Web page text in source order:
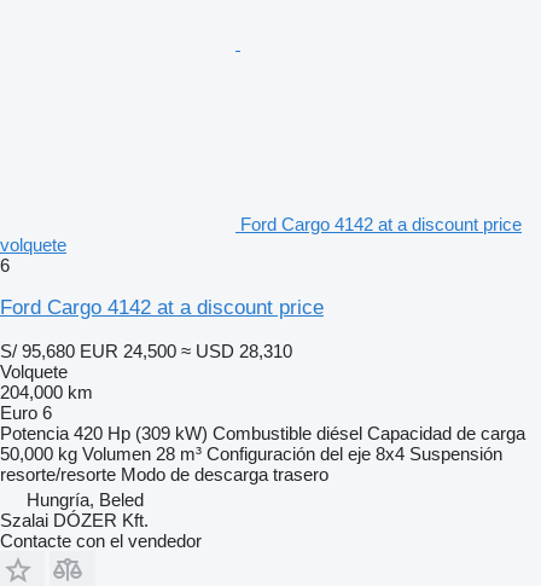
Ford Cargo 4142 at a discount price
volquete
6
Ford Cargo 4142 at a discount price
S/ 95,680 EUR 24,500 ≈ USD 28,310
Volquete
204,000 km
Euro 6
Potencia 420 Hp (309 kW) Combustible diésel Capacidad de carga
50,000 kg Volumen 28 m³ Configuración del eje 8x4 Suspensión
resorte/resorte Modo de descarga trasero
Hungría, Beled
Szalai DÓZER Kft.
Contacte con el vendedor